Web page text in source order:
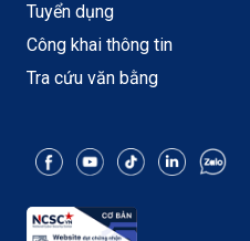
Tuyển dụng
Công khai thông tin
Tra cứu văn bằng